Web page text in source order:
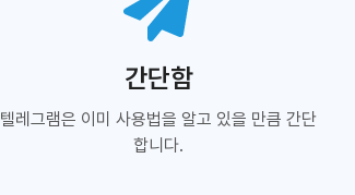
간단함
텔레그램은 이미 사용법을 알고 있을 만큼 간단
합니다.